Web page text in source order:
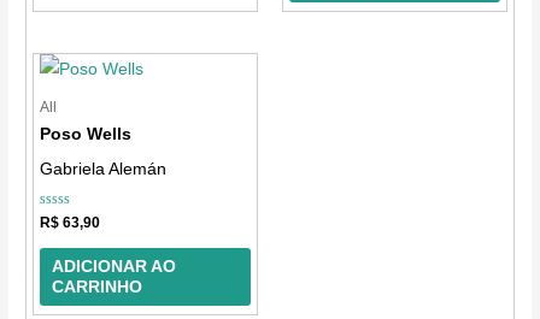
All
Poso Wells
Gabriela Alemán
Avaliação
de
R$ 63,90
ADICIONAR AO
CARRINHO